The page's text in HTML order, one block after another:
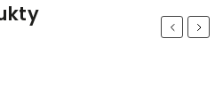
Previous
Next